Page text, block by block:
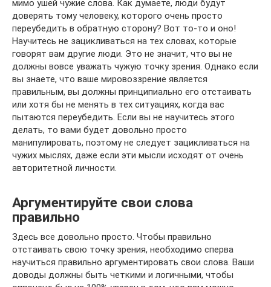
мимо ушей чужие слова. Как думаете, люди будут
доверять тому человеку, которого очень просто
переубедить в обратную сторону? Вот то-то и оно!
Научитесь не зацикливаться на тех словах, которые
говорят вам другие люди. Это не значит, что вы не
должны вовсе уважать чужую точку зрения. Однако если
вы знаете, что ваше мировоззрение является
правильным, вы должны принципиально его отстаивать
или хотя бы не менять в тех ситуациях, когда вас
пытаются переубедить. Если вы не научитесь этого
делать, то вами будет довольно просто
манипулировать, поэтому не следует зацикливаться на
чужих мыслях, даже если эти мысли исходят от очень
авторитетной личности.
Аргументируйте свои слова
правильно
Здесь все довольно просто. Чтобы правильно
отстаивать свою точку зрения, необходимо сперва
научиться правильно аргументировать свои слова. Ваши
доводы должны быть четкими и логичными, чтобы